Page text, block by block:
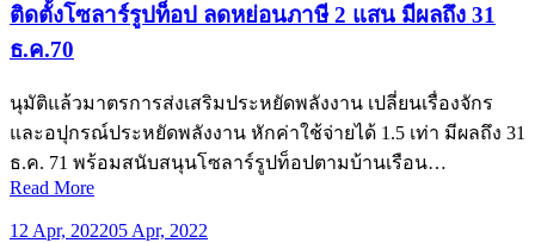
ติดตั้งโซลาร์รูปท็อป ลดหย่อนภาษี 2 แสน มีผลถึง 31
ธ.ค.70
นุมัติแล้วมาตรการส่งเสริมประหยัดพลังงาน เปลี่ยนเรื่องจักร
และอปุกรณ์ประหยัดพลังงาน หักค่าใช้จ่ายได้ 1.5 เท่า มีผลถึง 31
ธ.ค. 71 พร้อมสนับสนุนโซลาร์รูปท็อปตามบ้านเรือน…
Read More
12 Apr, 202205 Apr, 2022